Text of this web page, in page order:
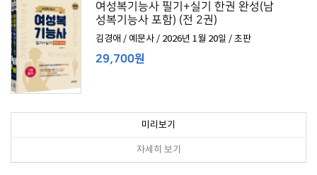
여성복기능사 필기+실기 한권 완성(남
성복기능사 포함) (전 2권)
김경애 / 예문사 / 2026년 1월 20일 / 초판
29,700원
미리보기
자세히 보기